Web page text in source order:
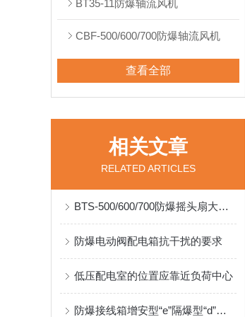
BT35-11防爆轴流风机
CBF-500/600/700防爆轴流风机
查看全部
相关文章
RELATED ARTICLES
BTS-500/600/700防爆摇头扇大量批发
防爆电动阀配电箱抗干扰的要求
低压配电室的位置应靠近负荷中心
防爆接线箱增安型“e”隔爆型“d”的区别